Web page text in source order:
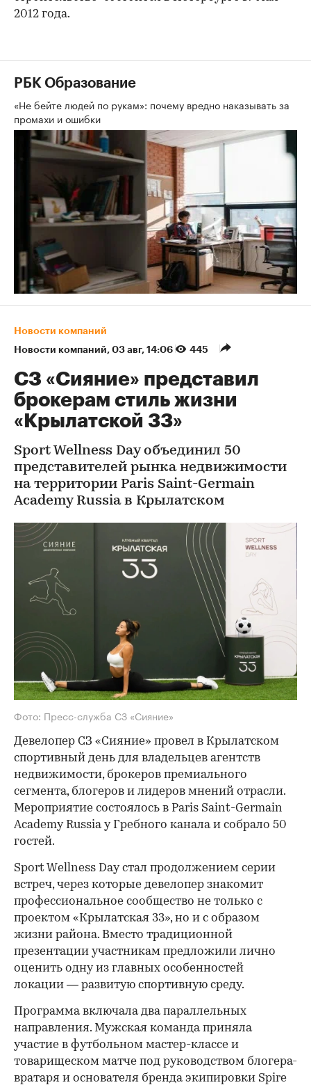
2012 года.
РБК Образование
«Не бейте людей по рукам»: почему вредно наказывать за
промахи и ошибки
Новости компаний
Новости компаний⁠, 03 авг, 14:06 445
СЗ «Сияние» представил
брокерам стиль жизни
«Крылатской 33»
Sport Wellness Day объединил 50
представителей рынка недвижимости
на территории Paris Saint-Germain
Academy Russia в Крылатском
Фото: Пресс-служба СЗ «Сияние»
Девелопер СЗ «Сияние» провел в Крылатском
спортивный день для владельцев агентств
недвижимости, брокеров премиального
сегмента, блогеров и лидеров мнений отрасли.
Мероприятие состоялось в Paris Saint-Germain
Academy Russia у Гребного канала и собрало 50
гостей.
Sport Wellness Day стал продолжением серии
встреч, через которые девелопер знакомит
профессиональное сообщество не только с
проектом «Крылатская 33», но и с образом
жизни района. Вместо традиционной
презентации участникам предложили лично
оценить одну из главных особенностей
локации — развитую спортивную среду.
Программа включала два параллельных
направления. Мужская команда приняла
участие в футбольном мастер-классе и
товарищеском матче под руководством блогера-
вратаря и основателя бренда экипировки Spire